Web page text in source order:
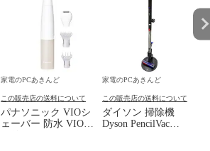
家電のPCあきんど
この販売店の送料について
パナソニック VIOシ
ェーバー 防水 VIOフ
家電のPCあきんど
この販売店の送料について
ダイソン 掃除機
Dyson PencilVac